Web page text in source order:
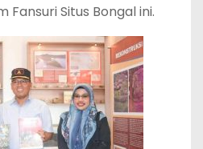
Fansuri Situs Bongal ini.